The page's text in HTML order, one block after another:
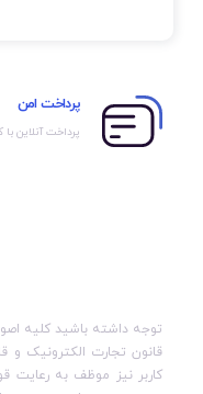
پرداخت امن
پرداخت آنلاین
توجه داشته باشید کلیه
قانون تجارت الکترونیک و
کاربر نیز موظف به رعایت